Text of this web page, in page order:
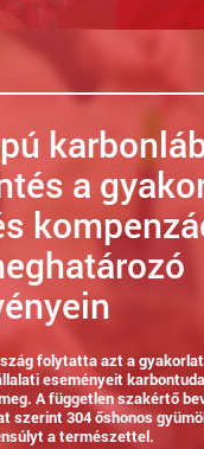
a
folytatta azt a
eseményeit
A független szakértő
szerint 304 őshonos
a természettel.